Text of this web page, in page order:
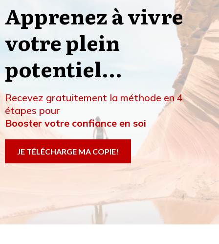
Apprenez à vivre
votre plein
potentiel...
Recevez gratuitement la méthode en 4
étapes pour
Booster votre confiance en soi
JE TÉLÉCHARGE MA COPIE!